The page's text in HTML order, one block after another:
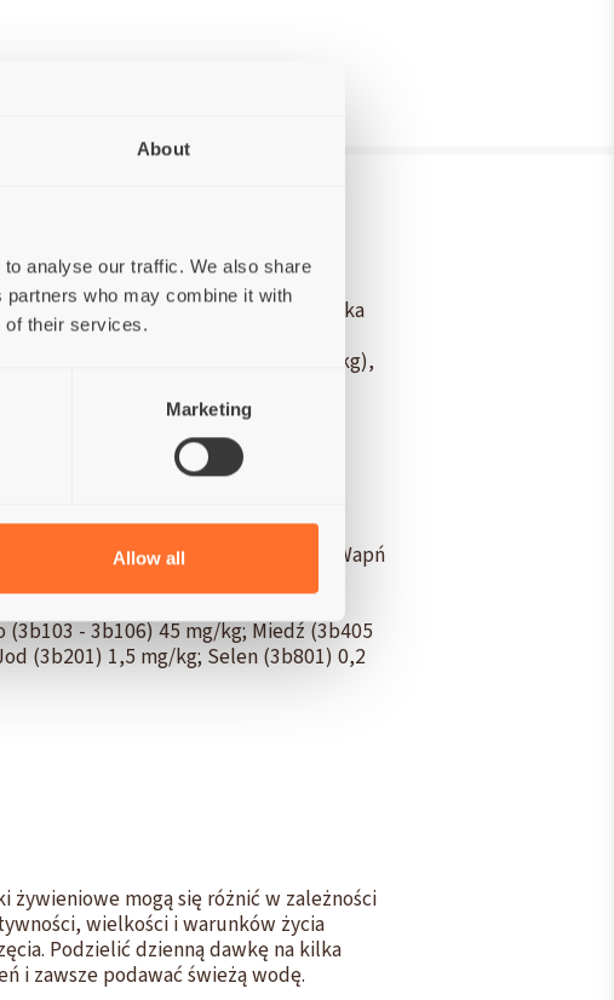
About
analyse our traffic. We also share
who may combine it with
of their services.
Marketing
Allow all
Hydrolizowane białko z indyka
cykorii (naturalne źródło FOS i
Siarczan chondroityny (1000 mg/kg),
suszona jagoda, Jukka Mojave.
surowy 7,5%; Wilgotność 9%; Wapń
(3b103 - 3b106) 45 mg/kg; Miedź (3b405
(3b201) 1,5 mg/kg; Selen (3b801) 0,2
żywieniowe mogą się różnić w zależności
wielkości i warunków życia
Podzielić dzienną dawkę na kilka
i zawsze podawać świeżą wodę.